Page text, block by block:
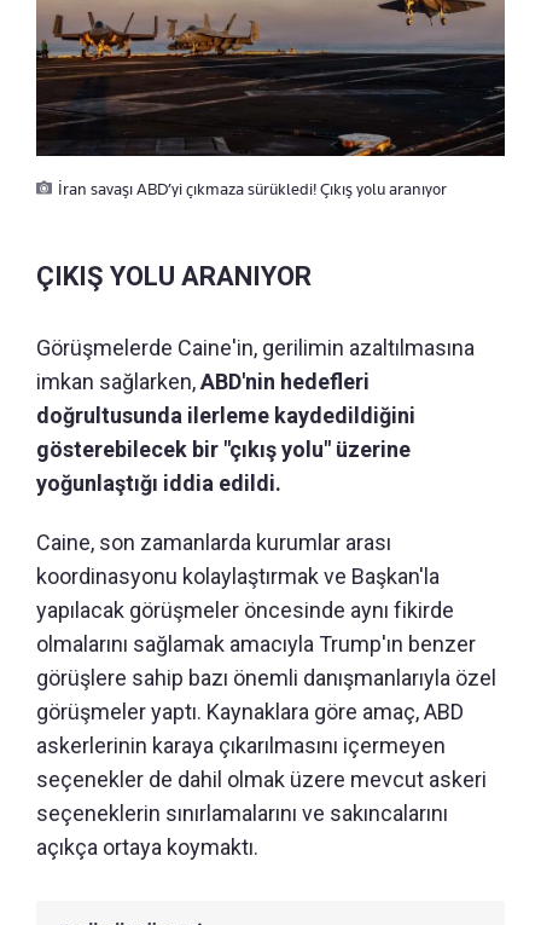
İran savaşı ABD’yi çıkmaza sürükledi! Çıkış yolu aranıyor
ÇIKIŞ YOLU ARANIYOR
Görüşmelerde Caine'in, gerilimin azaltılmasına
imkan sağlarken,ABD'nin hedefleri
doğrultusunda ilerleme kaydedildiğini
gösterebilecek bir "çıkış yolu" üzerine
yoğunlaştığı iddia edildi.
Caine, son zamanlarda kurumlar arası
koordinasyonu kolaylaştırmak ve Başkan'la
yapılacak görüşmeler öncesinde aynı fikirde
olmalarını sağlamak amacıyla Trump'ın benzer
görüşlere sahip bazı önemli danışmanlarıyla özel
görüşmeler yaptı. Kaynaklara göre amaç, ABD
askerlerinin karaya çıkarılmasını içermeyen
seçenekler de dahil olmak üzere mevcut askeri
seçeneklerin sınırlamalarını ve sakıncalarını
açıkça ortaya koymaktı.